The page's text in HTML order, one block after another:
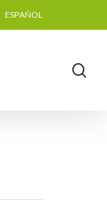
ESPAÑOL